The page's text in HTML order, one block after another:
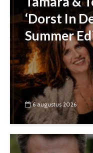
‘Dorst In
Summer
6 augustus 2026